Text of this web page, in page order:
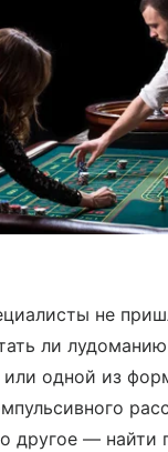
не
ли лудоманию
одной из
другое — найти